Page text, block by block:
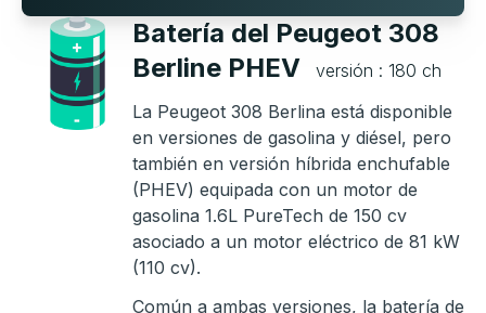
Batería del Peugeot 308
Berline PHEV
versión : 180 ch
La Peugeot 308 Berlina está disponible
en versiones de gasolina y diésel, pero
también en versión híbrida enchufable
(PHEV) equipada con un motor de
gasolina 1.6L PureTech de 150 cv
asociado a un motor eléctrico de 81 kW
(110 cv).
Común a ambas versiones, la batería de